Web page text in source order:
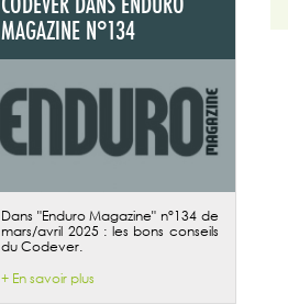
MAGAZINE N°134
Dans "Enduro Magazine" n°134 de
mars/avril 2025 : les bons conseils
du Codever.
+ En savoir plus